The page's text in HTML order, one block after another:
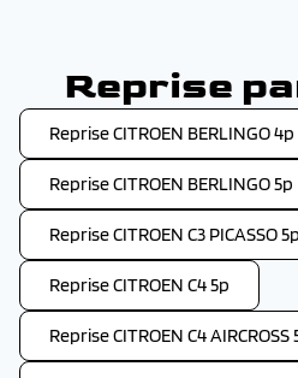
Reprise
Reprise CITROEN BERLINGO 4p
Reprise CITROEN BERLINGO 5p
Reprise CITROEN C3 PICASSO 5p
Reprise CITROEN C4 5p
Reprise CITROEN C4 AIRCROSS